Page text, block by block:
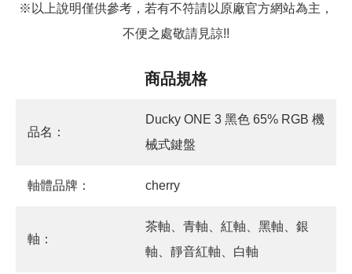
※以上說明僅供參考，若有不符請以原廠官方網站為主，
不便之處敬請見諒!!
商品規格
品名：
Ducky ONE 3 黑色 65% RGB 機
械式鍵盤
軸體品牌： cherry
軸：
茶軸、青軸、紅軸、黑軸、銀
軸、靜音紅軸、白軸